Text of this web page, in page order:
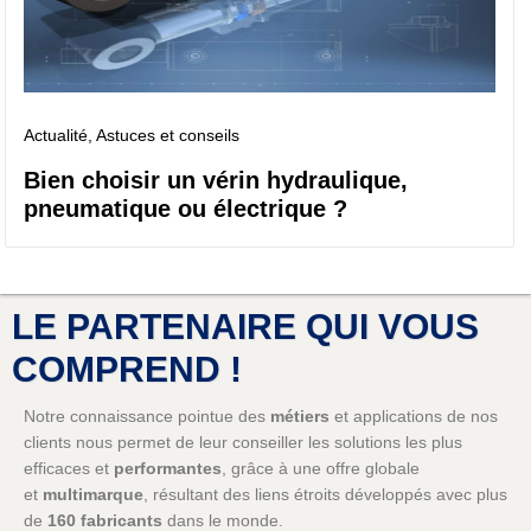
Actualité , Astuces et conseils
Bien choisir un vérin hydraulique,
pneumatique ou électrique ?
LE PARTENAIRE QUI VOUS
COMPREND !
Notre connaissance pointue des métiers et applications de nos
clients nous permet de leur conseiller les solutions les plus
efficaces et performantes , grâce à une offre globale
et multimarque , résultant des liens étroits développés avec plus
de 160 fabricants dans le monde.